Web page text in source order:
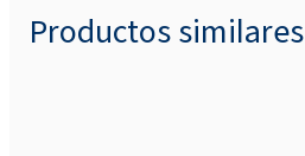
Productos similares